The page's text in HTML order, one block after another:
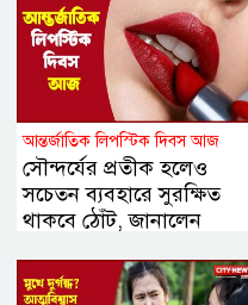
আন্তর্জাতিক লিপস্টিক দিবস আজ
সৌন্দর্যের প্রতীক হলেও
সচেতন ব্যবহারে সুরক্ষিত
থাকবে ঠোঁট, জানালেন